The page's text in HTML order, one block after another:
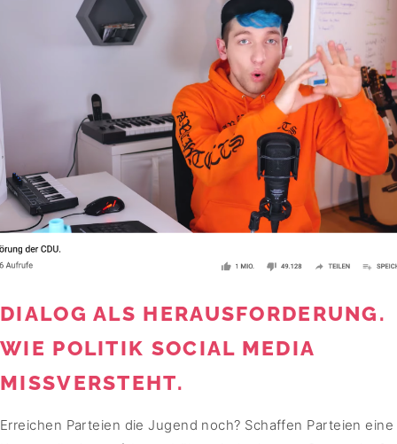
DIALOG ALS HERAUSFORDERUNG.
WIE POLITIK SOCIAL MEDIA
MISSVERSTEHT.
Erreichen Parteien die Jugend noch? Schaffen Parteien eine